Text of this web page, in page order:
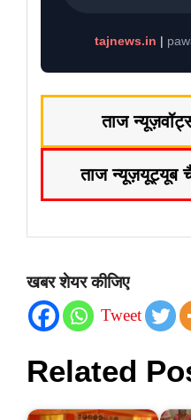
tajnews.in |
ताज न्यूज़
ताज न्यूज़यूट्यूब
खबर शेयर कीजिए
Tweet
Related